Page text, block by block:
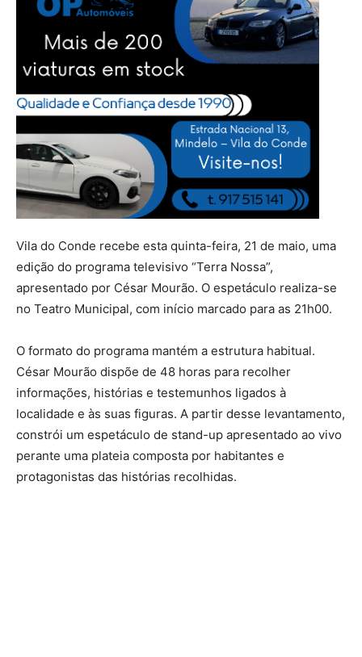
Vila do Conde recebe esta quinta-feira, 21 de maio, uma
edição do programa televisivo “Terra Nossa”,
apresentado por César Mourão. O espetáculo realiza-se
no Teatro Municipal, com início marcado para as 21h00.
O formato do programa mantém a estrutura habitual.
César Mourão dispõe de 48 horas para recolher
informações, histórias e testemunhos ligados à
localidade e às suas figuras. A partir desse levantamento,
constrói um espetáculo de stand-up apresentado ao vivo
perante uma plateia composta por habitantes e
protagonistas das histórias recolhidas.